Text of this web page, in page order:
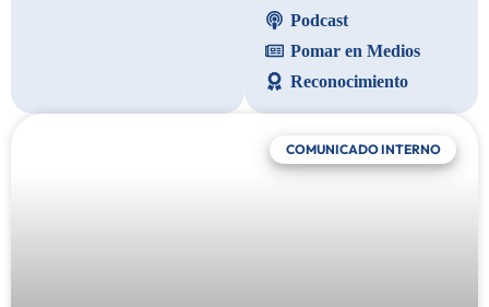
Podcast
Pomar en Medios
Reconocimiento
COMUNICADO INTERNO